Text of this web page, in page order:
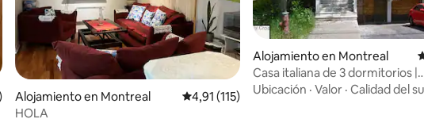
promedio: 4,88 de 5. 130 evaluaciones
Alojamiento en Montreal Calificación promedio: 4,91 de 5. 115
4,91 (115)
HOLA
Alojamiento en Montreal
Casa italiana de 3 dormitorios |
Estacionamiento gratuito.
Ubicación · Valor · Calidad del